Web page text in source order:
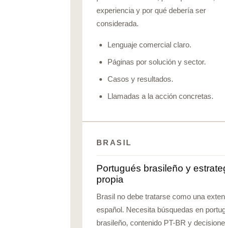
experiencia y por qué debería ser
considerada.
Lenguaje comercial claro.
Páginas por solución y sector.
Casos y resultados.
Llamadas a la acción concretas.
BRASIL
Portugués brasileño y
propia
Brasil no debe tratarse como una
español. Necesita búsquedas en
brasileño, contenido PT-BR y